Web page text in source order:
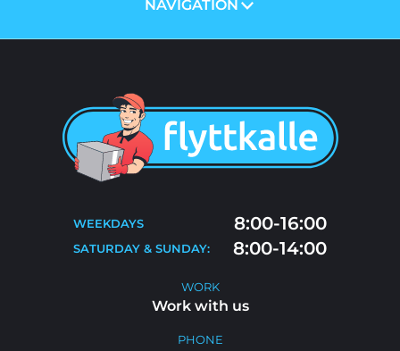
NAVIGATION
SERVICES
BLOG
MOVING TIPS
WORK WITH US
WEEKDAYS 8:00-16:00
SATURDAY & SUNDAY: 8:00-14:00
WORK
Work with us
PHONE